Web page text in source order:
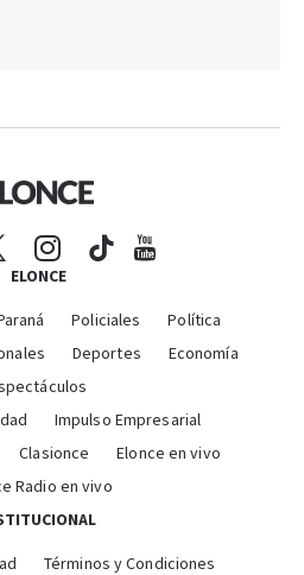
ELONCE
Policiales
Política
Deportes
Economía
Impulso Empresarial
Clasionce
Elonce en vivo
Radio en vivo
Términos y Condiciones